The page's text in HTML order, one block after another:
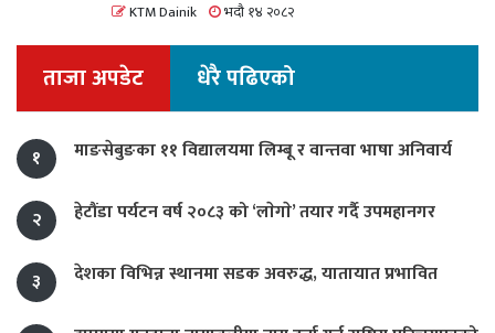
KTM Dainik भदौ १४ २०८२
ताजा अपडेट धेरै पढिएको
१ माङसेबुङका ११ विद्यालयमा लिम्बू र वान्तवा भाषा अनिवार्य
२ हेटौंडा पर्यटन वर्ष २०८३ को ‘लाेगाे’ तयार गर्दै उपमहानगर
३ देशका विभिन्न स्थानमा सडक अवरुद्ध, यातायात प्रभावित